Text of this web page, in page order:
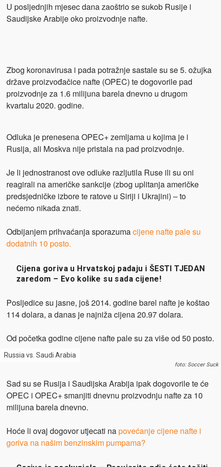
U posljednjih mjesec dana zaoštrio se sukob Rusije i
Saudijske Arabije oko proizvodnje nafte.
Zbog koronavirusa i pada potražnje sastale su se 5. ožujka
države proizvođačice nafte (OPEC) te dogovorile pad
proizvodnje za 1.6 milijuna barela dnevno u drugom
kvartalu 2020. godine.
Odluka je prenesena OPEC+ zemljama u kojima je i
Rusija, ali Moskva nije pristala na pad proizvodnje.
Je li jednostranost ove odluke razljutila Ruse ili su oni
reagirali na američke sankcije (zbog uplitanja američke
predsjedničke izbore te ratove u Siriji i Ukrajini) – to
nećemo nikada znati.
Odbijanjem prihvaćanja sporazumacijene nafte pale su
dodatnih 10 posto.
Cijena goriva u Hrvatskoj padaju i ŠESTI TJEDAN
zaredom – Evo kolike su sada cijene!
Posljedice su jasne, još 2014. godine barel nafte je koštao
114 dolara, a danas je najniža cijena 20.97 dolara.
Od početka godine cijene nafte pale su za više od 50 posto.
Russia vs. Saudi Arabia
foto: Soccer Suck
Sad su se Rusija i Saudijska Arabija ipak dogovorile te će
OPEC i OPEC+ smanjiti dnevnu proizvodnju nafte za 10
milijuna barela dnevno.
Hoće li ovaj dogovor utjecati napovećanje cijene nafte i
goriva na našim benzinskim pumpama?